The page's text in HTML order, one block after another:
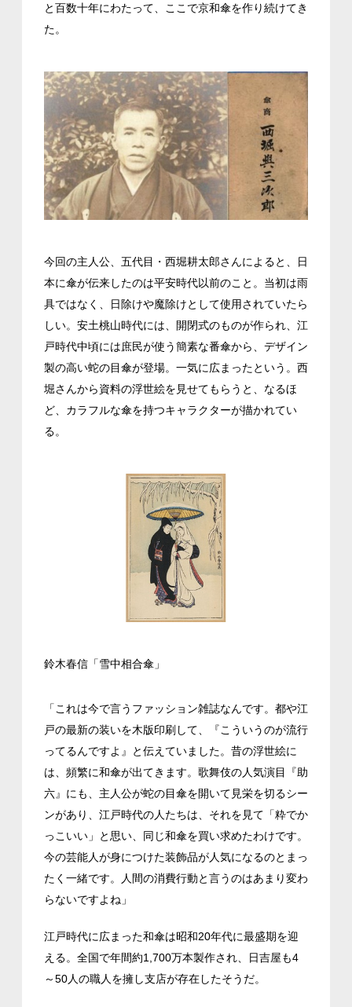
と百数十年にわたって、ここで京和傘を作り続けてき
た。
今回の主人公、五代目・西堀耕太郎さんによると、日
本に傘が伝来したのは平安時代以前のこと。当初は雨
具ではなく、日除けや魔除けとして使用されていたら
しい。安土桃山時代には、開閉式のものが作られ、江
戸時代中頃には庶民が使う簡素な番傘から、デザイン
製の高い蛇の目傘が登場。一気に広まったという。西
堀さんから資料の浮世絵を見せてもらうと、なるほ
ど、カラフルな傘を持つキャラクターが描かれてい
る。
鈴木春信「雪中相合傘」
「これは今で言うファッション雑誌なんです。都や江
戸の最新の装いを木版印刷して、『こういうのが流行
ってるんですよ』と伝えていました。昔の浮世絵に
は、頻繁に和傘が出てきます。歌舞伎の人気演目『助
六』にも、主人公が蛇の目傘を開いて見栄を切るシー
ンがあり、江戸時代の人たちは、それを見て「粋でか
っこいい」と思い、同じ和傘を買い求めたわけです。
今の芸能人が身につけた装飾品が人気になるのとまっ
たく一緒です。人間の消費行動と言うのはあまり変わ
らないですよね」
江戸時代に広まった和傘は昭和20年代に最盛期を迎
える。全国で年間約1,700万本製作され、日吉屋も4
～50人の職人を擁し支店が存在したそうだ。